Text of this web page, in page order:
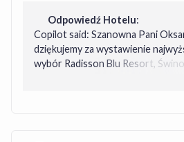
Odpowiedź Hotelu:
Copilot said: Szanowna Pani
dziękujemy za wystawienie
wybór Radisson Blu Resort,